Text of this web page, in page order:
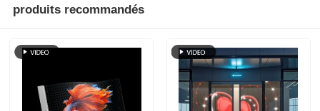
produits recommandés